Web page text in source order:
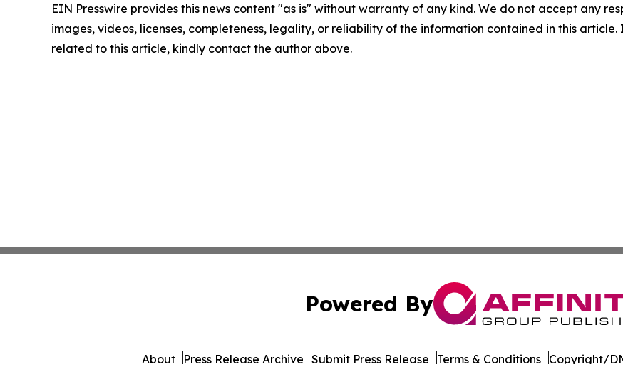
EIN Presswire provides this news content "as is" without warranty of any kind. We do not accept any
images, videos, licenses, completeness, legality, or reliability of the information contained in this
related to this article, kindly contact the author above.
Powered By
About Press Release Archive Submit Press Release Terms & Conditions Copyright/